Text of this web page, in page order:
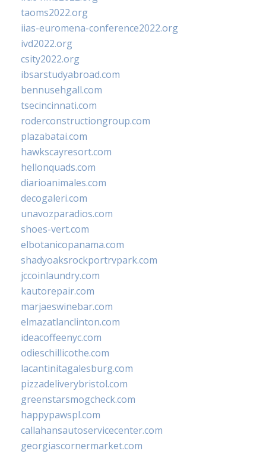
taoms2022.org
iias-euromena-conference2022.org
ivd2022.org
csity2022.org
ibsarstudyabroad.com
bennusehgall.com
tsecincinnati.com
roderconstructiongroup.com
plazabatai.com
hawkscayresort.com
hellonquads.com
diarioanimales.com
decogaleri.com
unavozparadios.com
shoes-vert.com
elbotanicopanama.com
shadyoaksrockportrvpark.com
jccoinlaundry.com
kautorepair.com
marjaeswinebar.com
elmazatlanclinton.com
ideacoffeenyc.com
odieschillicothe.com
lacantinitagalesburg.com
pizzadeliverybristol.com
greenstarsmogcheck.com
happypawspl.com
callahansautoservicecenter.com
georgiascornermarket.com